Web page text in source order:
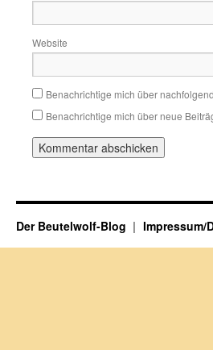
Website
Benachrichtige mich über
Benachrichtige mich über neue
Der Beutelwolf-Blog Impressum/